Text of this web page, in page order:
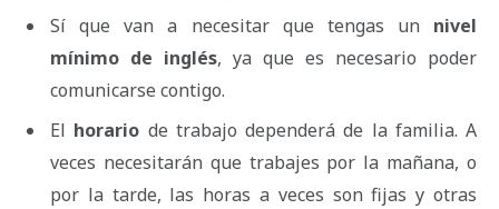
Sí que van a necesitar que tengas un nivel
mínimo de inglés, ya que es necesario poder
comunicarse contigo.
El horario de trabajo dependerá de la familia. A
veces necesitarán que trabajes por la mañana, o
por la tarde, las horas a veces son fijas y otras